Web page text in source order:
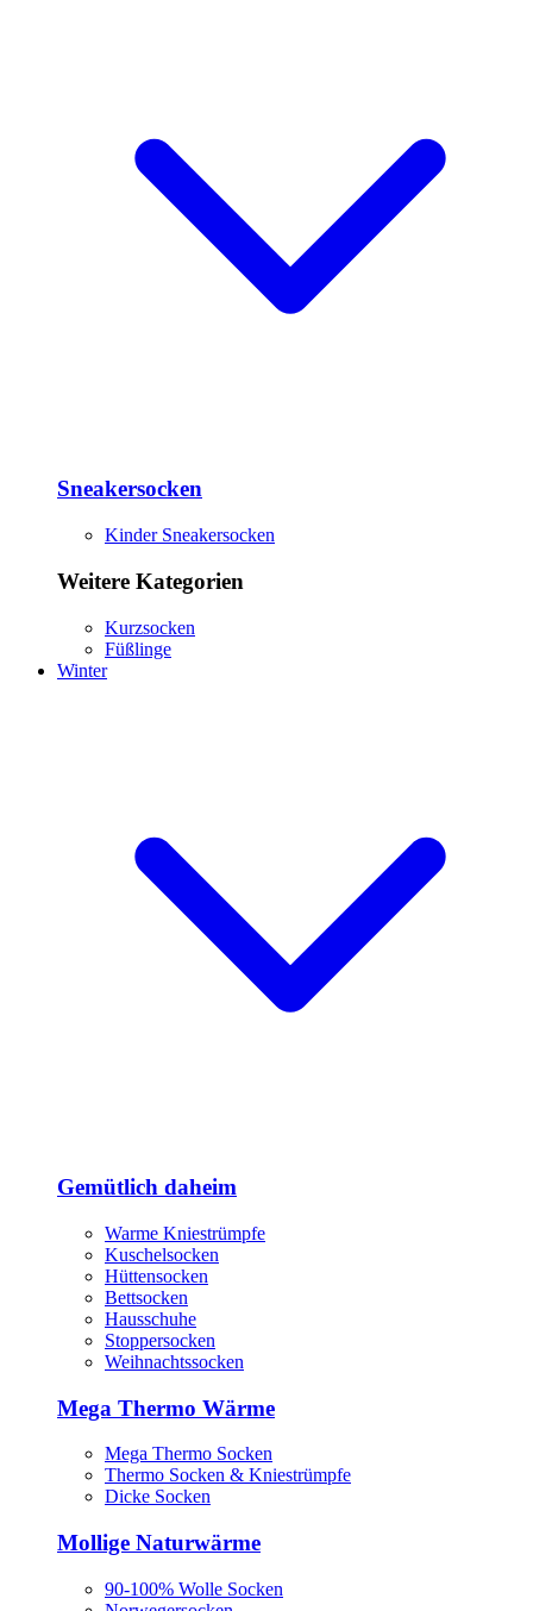
Sneakersocken
Kinder Sneakersocken
Weitere Kategorien
Kurzsocken
Füßlinge
Winter
Gemütlich daheim
Warme Kniestrümpfe
Kuschelsocken
Hüttensocken
Bettsocken
Hausschuhe
Stoppersocken
Weihnachtssocken
Mega Thermo Wärme
Mega Thermo Socken
Thermo Socken & Kniestrümpfe
Dicke Socken
Mollige Naturwärme
90-100% Wolle Socken